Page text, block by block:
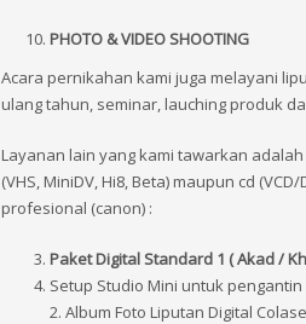
PHOTO & VIDEO SHOOTING
Acara pernikahan kami juga melayani
ulang tahun, seminar, lauching produk
Layanan lain yang kami tawarkan
(VHS, MiniDV, Hi8, Beta) maupun cd
profesional (canon) :
Paket Digital Standard 1 ( Akad /
Setup Studio Mini untuk
2. Album Foto Liputan Digital